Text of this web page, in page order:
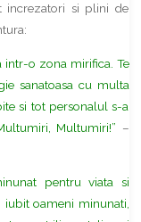
increzatori si plini de
intr-o zona mirifica. Te
sanatoasa cu multa
si tot personalul s-a
Multumiri!” –
pentru viata si
oameni minunati,